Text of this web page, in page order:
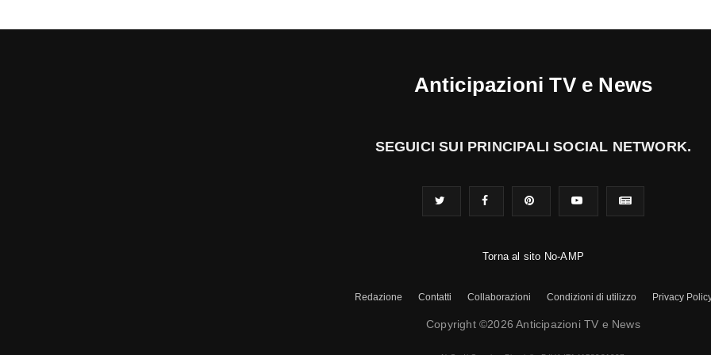
Anticipazioni TV e News
SEGUICI SUI PRINCIPALI SOCIAL NETWORK.
Torna al sito No-AMP
Redazione Contatti Collaborazioni Condizioni di utilizzo Privacy
Copyright ©2026 Anticipazioni TV e News